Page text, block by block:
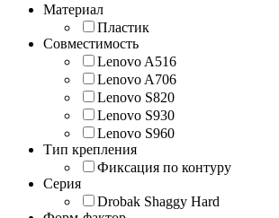
Материал
Пластик
Совместимость
Lenovo A516
Lenovo A706
Lenovo S820
Lenovo S930
Lenovo S960
Тип крепления
Фиксация по контуру
Серия
Drobak Shaggy Hard